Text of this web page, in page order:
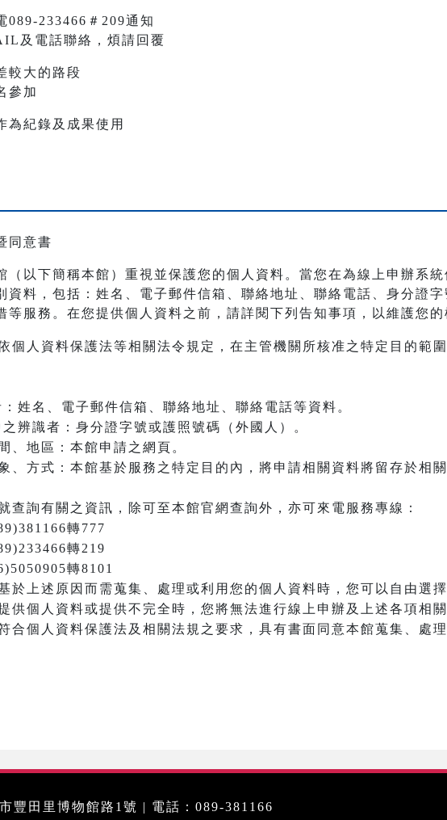
089-233466＃209通知
及電話聯絡，煩請回覆
較大的路段
參加
為紀錄及成果使用
同意書
（以下簡稱本館）重視並保護您的個人資料。當您在為線上申辦系
資料，包括：姓名、電子郵件信箱、聯絡地址、聯絡電話、身分證
等服務。在您提供個人資料之前，請詳閱下列告知事項，以維護您的
個人資料保護法等相關法令規定，在主管機關所核准之特定目的範
姓名、電子郵件信箱、聯絡地址、聯絡電話等資料。
辨識者：身分證字號或護照號碼（外國人）。
、地區：本館申請之網頁。
、方式：本館基於服務之特定目的內，將申請相關資料將留存於相
查詢有關之資訊，除可至本館官網查詢外，亦可來電服務專線：
轉777
轉219
轉8101
於上述原因而需蒐集、處理或利用您的個人資料時，您可以自由選
供個人資料或提供不完全時，您將無法進行線上申辦及上述各項相關
合個人資料保護法及相關法規之要求，具有書面同意本館蒐集、處
豐田里博物館路1號 | 電話：089-381166